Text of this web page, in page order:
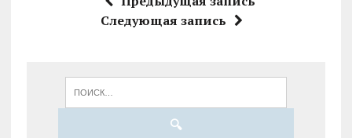
Следующая запись